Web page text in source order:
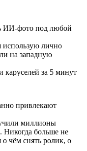
ИИ-фото под любой
лично
на западную
каруселей за 5 минут
привлекают
миллионы
Никогда больше не
чём снять ролик, о